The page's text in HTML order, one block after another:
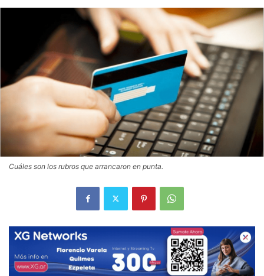
Cuáles son los rubros que arrancaron en punta.